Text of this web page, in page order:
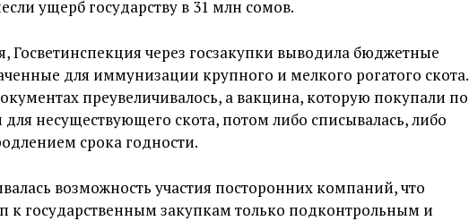
ущерб государству в 31 млн сомов.
Госветинспекция через госзакупки выводила бюджетные
для иммунизации крупного и мелкого рогатого скота.
преувеличивалось, а вакцина, которую покупали по
несуществующего скота, потом либо списывалась, либо
срока годности.
возможность участия посторонних компаний, что
к государственным закупкам только подконтрольным и